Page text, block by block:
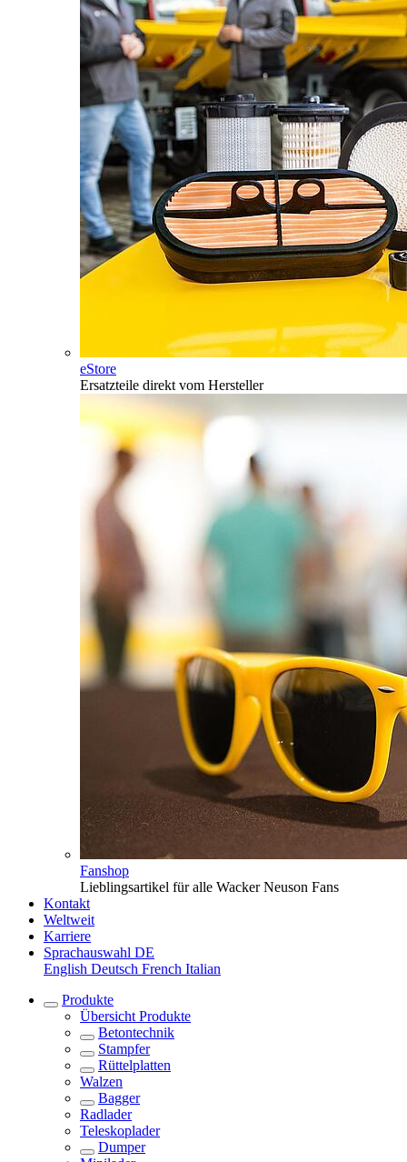
eStore
Ersatzteile direkt vom Hersteller
Fanshop
Lieblingsartikel für alle Wacker Neuson Fans
Kontakt
Weltweit
Karriere
Sprachauswahl DE
English Deutsch French Italian
Produkte
Übersicht Produkte
Betontechnik
Stampfer
Rüttelplatten
Walzen
Bagger
Radlader
Teleskoplader
Dumper